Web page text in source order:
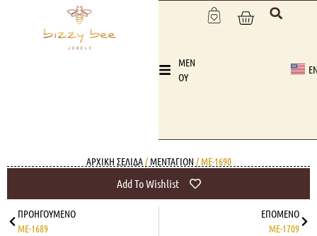
MEN
OY
ΑΡΧΙΚΉ ΣΕΛΊΔΑ/ ΜΕΝΤΑΓΙΟΝ / ME-1690
Add To Wishlist
ΠΡΟΗΓΟΎΜΕΝΟ
ME-1689
ΕΠΌΜΕΝΟ
ME-1709